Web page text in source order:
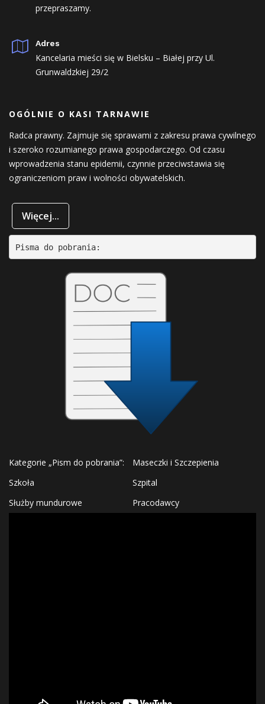
przepraszamy.
Adres
Kancelaria mieści się w Bielsku – Białej przy Ul.
Grunwaldzkiej 29/2
OGÓLNIE O KASI TARNAWIE
Radca prawny. Zajmuje się sprawami z zakresu prawa cywilnego
i szeroko rozumianego prawa gospodarczego. Od czasu
wprowadzenia stanu epidemii, czynnie przeciwstawia się
ograniczeniom praw i wolności obywatelskich.
Więcej...
Pisma do pobrania:
Kategorie „Pism do pobrania”:
Maseczki i Szczepienia
Szkoła
Szpital
Służby mundurowe
Pracodawcy